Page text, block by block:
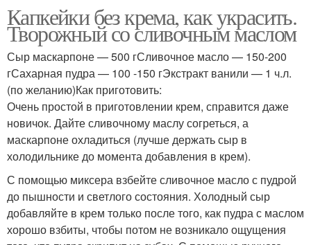
Капкейки без крема, как украсить.
Творожный со сливочным маслом
Сыр маскарпоне — 500 гСливочное масло — 150-200
гСахарная пудра — 100 -150 гЭкстракт ванили — 1 ч.л.
(по желанию)Как приготовить:
Очень простой в приготовлении крем, справится даже
новичок. Дайте сливочному маслу согреться, а
маскарпоне охладиться (лучше держать сыр в
холодильнике до момента добавления в крем).
С помощью миксера взбейте сливочное масло с пудрой
до пышности и светлого состояния. Холодный сыр
добавляйте в крем только после того, как пудра с маслом
хорошо взбиты, чтобы потом не возникало ощущения